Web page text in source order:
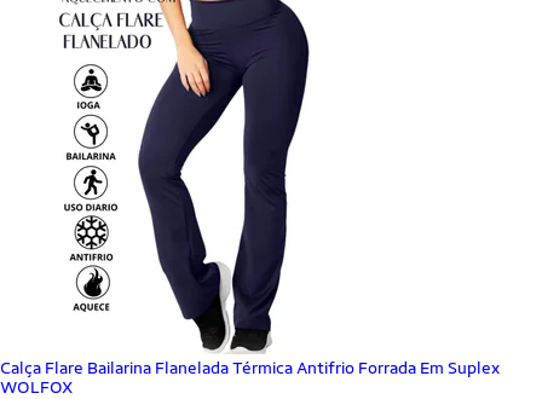
Calça Flare Bailarina Flanelada Térmica Antifrio Forrada Em Suplex
WOLFOX